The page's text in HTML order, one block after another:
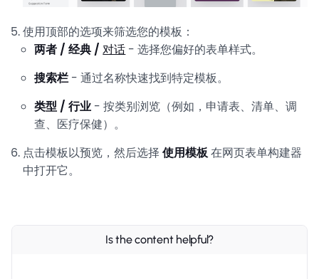
使用顶部的选项来筛选您的模板：
两者 / 经典 /对话 - 选择您偏好的表单样式。
搜索栏- 通过名称快速找到特定模板。
类型 / 行业 - 按类别浏览（例如，申请表、清单、调
查、医疗保健）。
点击模板以预览，然后选择使用模板在网页表单构建器
中打开它。
Is the content helpful?